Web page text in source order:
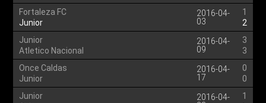
Fortaleza FC
Junior
2016-04-
03
1
2
Junior
Atletico Nacional
2016-04-
09
3
3
Once Caldas
Junior
2016-04-
17
0
0
Junior
2016-04-
1